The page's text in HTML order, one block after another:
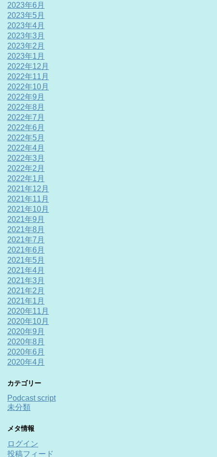
2023年6月
2023年5月
2023年4月
2023年3月
2023年2月
2023年1月
2022年12月
2022年11月
2022年10月
2022年9月
2022年8月
2022年7月
2022年6月
2022年5月
2022年4月
2022年3月
2022年2月
2022年1月
2021年12月
2021年11月
2021年10月
2021年9月
2021年8月
2021年7月
2021年6月
2021年5月
2021年4月
2021年3月
2021年2月
2021年1月
2020年11月
2020年10月
2020年9月
2020年8月
2020年6月
2020年4月
カテゴリー
Podcast script
未分類
メタ情報
ログイン
投稿フィード